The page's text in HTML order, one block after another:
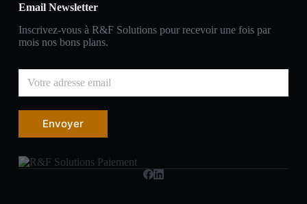
Email Newsletter
Inscrivez-vous à R&F Solutions pour recevoir une fois par
mois nos bons plans.
Envoyer